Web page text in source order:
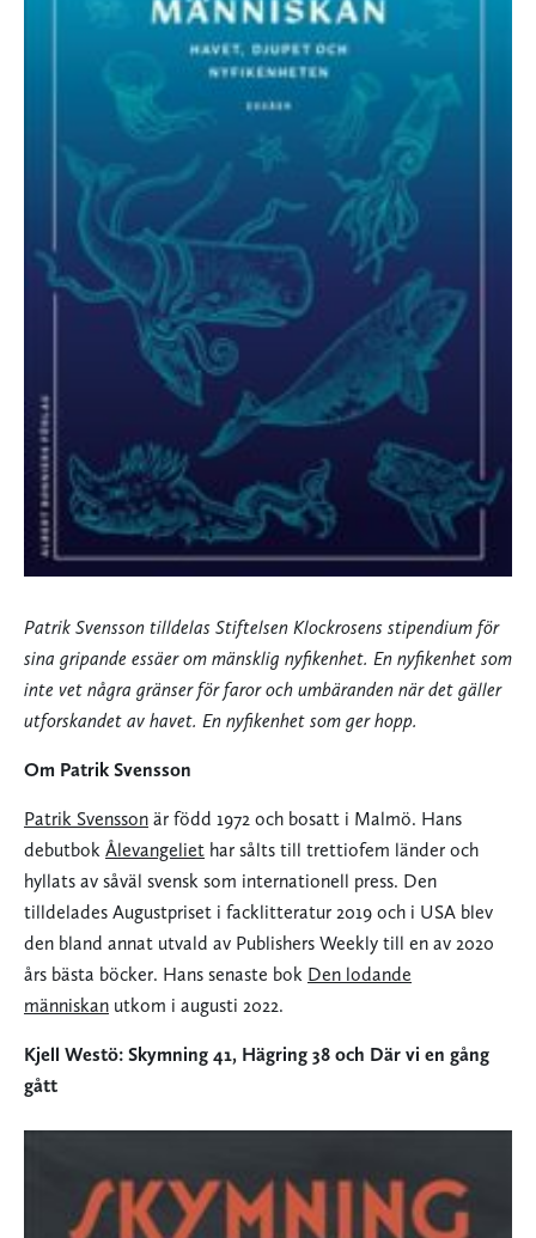
Patrik Svensson tilldelas Stiftelsen Klockrosens stipendium för
sina gripande essäer om mänsklig nyfikenhet. En nyfikenhet som
inte vet några gränser för faror och umbäranden när det gäller
utforskandet av havet. En nyfikenhet som ger hopp.
Om Patrik Svensson
Patrik Svensson är född 1972 och bosatt i Malmö. Hans
debutbok Ålevangeliet har sålts till trettiofem länder och
hyllats av såväl svensk som internationell press. Den
tilldelades Augustpriset i facklitteratur 2019 och i USA blev
den bland annat utvald av Publishers Weekly till en av 2020
års bästa böcker. Hans senaste bok Den lodande
människan utkom i augusti 2022.
Kjell Westö: Skymning 41, Hägring 38 och Där vi en gång
gått